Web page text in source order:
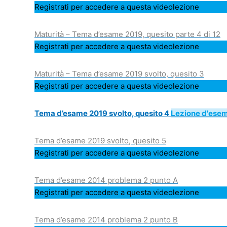
Registrati per accedere a questa videolezione
Maturità – Tema d’esame 2019, quesito parte 4 di 12
Registrati per accedere a questa videolezione
Maturità – Tema d’esame 2019 svolto, quesito 3
Registrati per accedere a questa videolezione
Tema d’esame 2019 svolto, quesito 4 Lezione
Tema d’esame 2019 svolto, quesito 5
Registrati per accedere a questa videolezione
Tema d’esame 2014 problema 2 punto A
Registrati per accedere a questa videolezione
Tema d’esame 2014 problema 2 punto B